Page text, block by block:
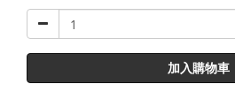
加入購物車